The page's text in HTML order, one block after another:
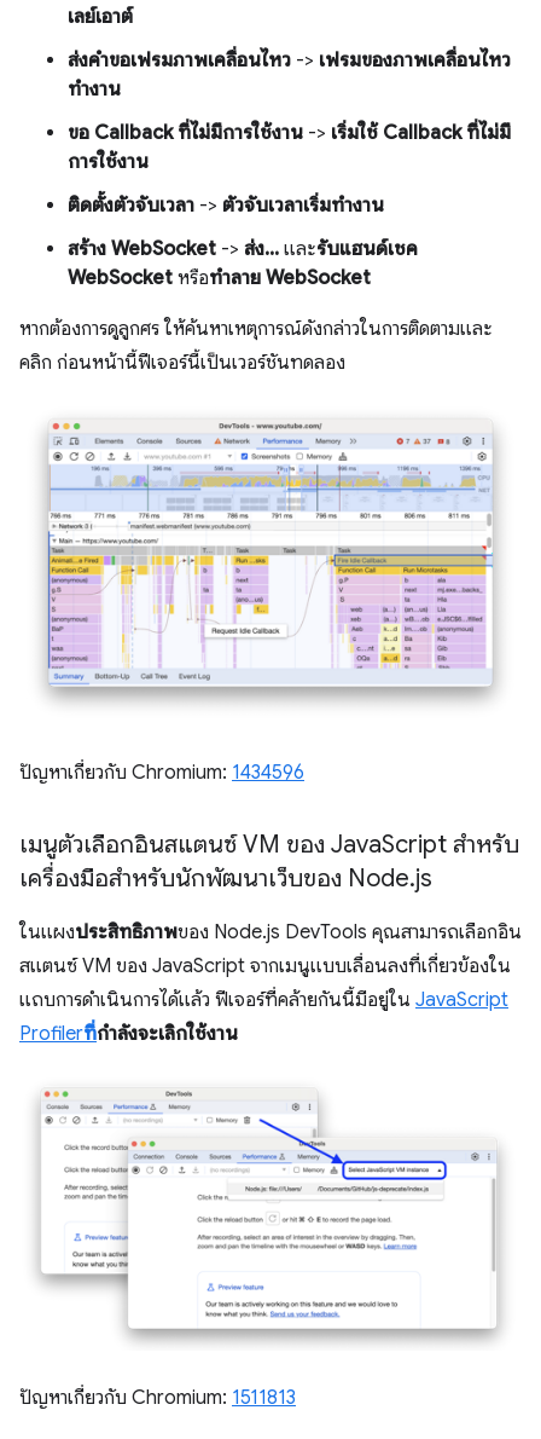
เลย์เอาต์
ส่งคำขอเฟรมภาพเคลื่อนไหว -> เฟรมของภาพเคลื่อนไหว
ทำงาน
ขอ Callback ที่ไม่มีการใช้งาน -> เริ่มใช้ Callback ที่ไม่มี
การใช้งาน
ติดตั้งตัวจับเวลา -> ตัวจับเวลาเริ่มทำงาน
สร้าง WebSocket -> ส่ง... และรับแฮนด์เชค
WebSocket หรือทำลาย WebSocket
หากต้องการดูลูกศร ให้ค้นหาเหตุการณ์ดังกล่าวในการติดตามและ
คลิก ก่อนหน้านี้ฟีเจอร์นี้เป็นเวอร์ชันทดลอง
ปัญหาเกี่ยวกับ Chromium: 1434596
เมนูตัวเลือกอินสแตนซ์ VM ของ JavaScript สำหรับ
เครื่องมือสำหรับนักพัฒนาเว็บของ Node.js
ในแผงประสิทธิภาพของ Node.js DevTools คุณสามารถเลือกอิน
สแตนซ์ VM ของ JavaScript จากเมนูแบบเลื่อนลงที่เกี่ยวข้องใน
แถบการดำเนินการได้แล้ว ฟีเจอร์ที่คล้ายกันนี้มีอยู่ใน JavaScript
Profilerที่กำลังจะเลิกใช้งาน
ปัญหาเกี่ยวกับ Chromium: 1511813